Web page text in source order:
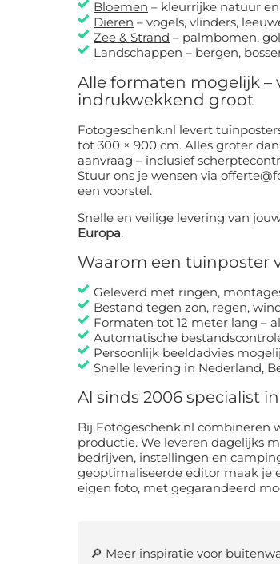
Bloemen – kleurrijke natuur
Dieren – vogels, vlinders,
Zee & Strand – palmbomen,
Landschappen – bergen,
Alle formaten mogelijk
indrukwekkend groot
Fotogeschenk.nl levert tuinposters
tot 300 × 900 cm. Alles groter
aanvraag – inclusief
Stuur ons je wensen via
een voorstel.
Snelle en veilige levering van
Europa.
Waarom een tuinposter
Geleverd met ringen,
Bestand tegen zon, regen,
Formaten tot 12 meter lang –
Automatische
Persoonlijk beeldadvies
Snelle levering in Nederland,
Al sinds 2006 specialist
Bij Fotogeschenk.nl combineren
productie. We leveren dagelijks
bedrijven, instellingen en
geoptimaliseerde editor maak je
eigen foto, met gegarandeerd
🔎 Meer inspiratie voor